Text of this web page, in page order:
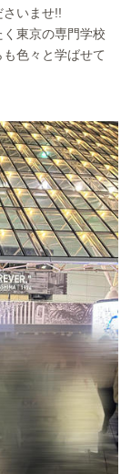
いませ!!
東京の専門学校
色々と学ばせて